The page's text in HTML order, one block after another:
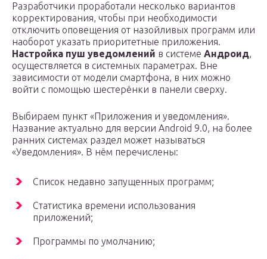
Разработчики проработали несколько вариантов
корректирования, чтобы при необходимости
отключить оповещения от назойливых программ или
наоборот указать приоритетные приложения.
Настройка пуш уведомлений в системе Андроид,
осуществляется в системных параметрах. Вне
зависимости от модели смартфона, в них можно
войти с помощью шестерёнки в панели сверху.
Выбираем пункт «Приложения и уведомления».
Название актуально для версии Android 9.0, на более
ранних системах раздел может называться
«Уведомления». В нём перечислены:
Список недавно запущенных программ;
Статистика времени использования
приложений;
Программы по умолчанию;